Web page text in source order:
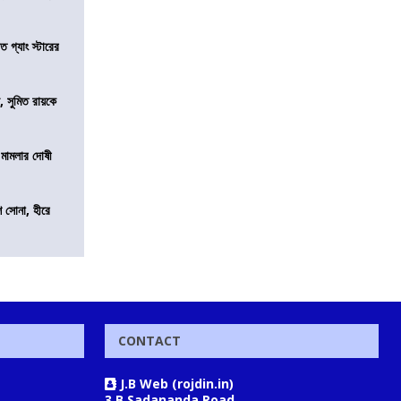
গ্যাং স্টারের
সুমিত রায়কে
দোষী
সোনা, হীরে
CONTACT
J.B Web (rojdin.in)